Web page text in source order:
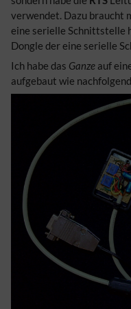
verwendet. Dazu braucht
eine serielle Schnittstelle
Dongle der eine serielle
Ich habe das Ganze auf
aufgebaut wie